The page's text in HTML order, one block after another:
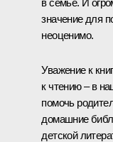
значение для
неоценимо.
Уважение к
к чтению – в
помочь
домашние
детской